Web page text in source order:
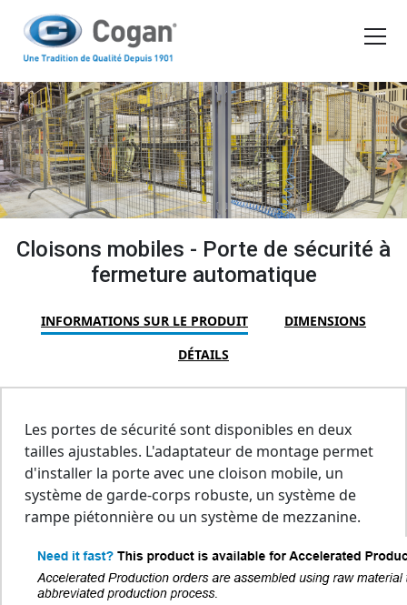
PRODUITS
OUTILS D'ACHAT
DEMANDER UN DEVIS
EN FR
Cloisons mobiles - Porte de sécurité à
fermeture automatique
INFORMATIONS SUR LE PRODUIT
DIMENSIONS
DÉTAILS
Les portes de sécurité sont disponibles en deux
tailles ajustables. L'adaptateur de montage permet
d'installer la porte avec une cloison mobile, un
système de garde-corps robuste, un système de
rampe piétonnière ou un système de mezzanine.